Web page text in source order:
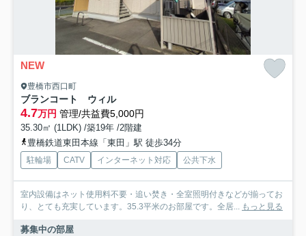
NEW
豊橋市西口町
ブランコート ウィル
4.7万円 管理/共益費5,000円
35.30㎡ (1LDK) /築19年 /2階建
豊橋鉄道東田本線「東田」駅 徒歩34分
駐輪場 CATV インターネット対応 公共下水
室内設備はネット使用料不要・追い焚き・全室照明付きなどが揃ってお
り、とても充実しています。35.3平米のお部屋です。全居... もっと見る
募集中の部屋